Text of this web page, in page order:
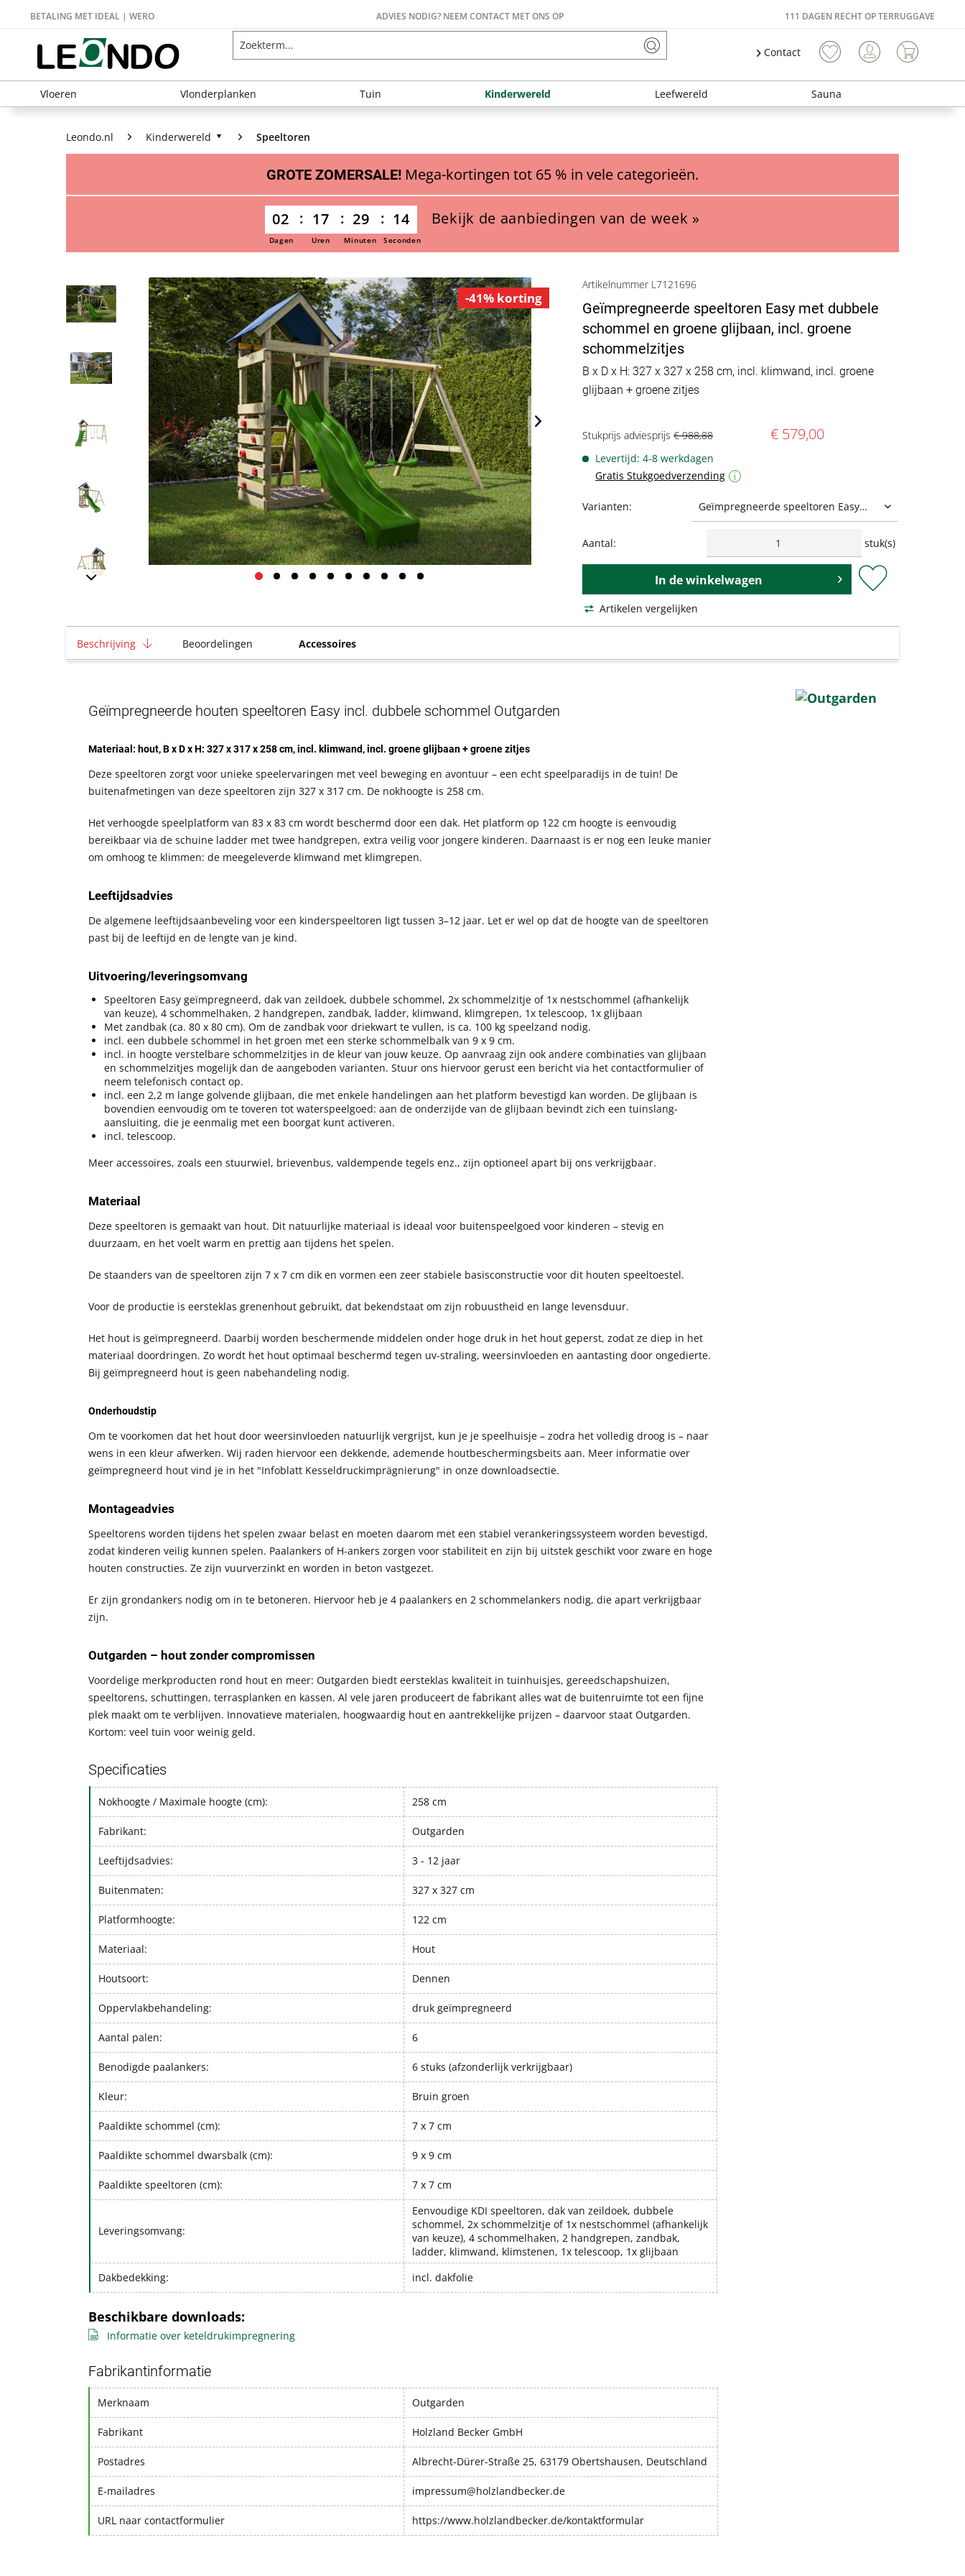
BETALING MET IDEAL | WERO ADVIES NODIG? NEEM CONTACT MET ONS OP 111 DAGEN RECHT OP TERRUGGAVE
Contact
Vloeren Vlonderplanken Tuin Kinderwereld Leefwereld Sauna
Leondo.nl Kinderwereld Speeltoren
GROTE ZOMERSALE! Mega-kortingen tot 65 % in vele categorieën.
02 17 29 13
Dagen Uren Minuten Seconden
Bekijk de aanbiedingen van de week »
-41% korting
Artikelnummer L7121696
Geïmpregneerde speeltoren Easy met dubbele
schommel en groene glijbaan, incl. groene
schommelzitjes
B x D x H: 327 x 327 x 258 cm, incl. klimwand, incl. groene
glijbaan + groene zitjes
Stukprijs adviesprijs€ 988,88 € 579,00
Levertijd: 4-8 werkdagen
Gratis Stukgoedverzending
i
Varianten:
Aantal: stuk(s)
In de winkelwagen
Artikelen vergelijken
Beschrijving Beoordelingen Accessoires
Geïmpregneerde houten speeltoren Easy incl. dubbele schommel Outgarden
Materiaal: hout, B x D x H: 327 x 317 x 258 cm, incl. klimwand, incl. groene glijbaan + groene zitjes
Deze speeltoren zorgt voor unieke speelervaringen met veel beweging en avontuur – een echt speelparadijs in de tuin! De
buitenafmetingen van deze speeltoren zijn 327 x 317 cm. De nokhoogte is 258 cm.
Het verhoogde speelplatform van 83 x 83 cm wordt beschermd door een dak. Het platform op 122 cm hoogte is eenvoudig
bereikbaar via de schuine ladder met twee handgrepen, extra veilig voor jongere kinderen. Daarnaast is er nog een leuke manier
om omhoog te klimmen: de meegeleverde klimwand met klimgrepen.
Leeftijdsadvies
De algemene leeftijdsaanbeveling voor een kinderspeeltoren ligt tussen 3–12 jaar. Let er wel op dat de hoogte van de speeltoren
past bij de leeftijd en de lengte van je kind.
Uitvoering/leveringsomvang
Speeltoren Easy geïmpregneerd, dak van zeildoek, dubbele schommel, 2x schommelzitje of 1x nestschommel (afhankelijk
van keuze), 4 schommelhaken, 2 handgrepen, zandbak, ladder, klimwand, klimgrepen, 1x telescoop, 1x glijbaan
Met zandbak (ca. 80 x 80 cm). Om de zandbak voor driekwart te vullen, is ca. 100 kg speelzand nodig.
incl. een dubbele schommel in het groen met een sterke schommelbalk van 9 x 9 cm.
incl. in hoogte verstelbare schommelzitjes in de kleur van jouw keuze. Op aanvraag zijn ook andere combinaties van glijbaan
en schommelzitjes mogelijk dan de aangeboden varianten. Stuur ons hiervoor gerust een bericht via het contactformulier of
neem telefonisch contact op.
incl. een 2,2 m lange golvende glijbaan, die met enkele handelingen aan het platform bevestigd kan worden. De glijbaan is
bovendien eenvoudig om te toveren tot waterspeelgoed: aan de onderzijde van de glijbaan bevindt zich een tuinslang-
aansluiting, die je eenmalig met een boorgat kunt activeren.
incl. telescoop.
Meer accessoires, zoals een stuurwiel, brievenbus, valdempende tegels enz., zijn optioneel apart bij ons verkrijgbaar.
Materiaal
Deze speeltoren is gemaakt van hout. Dit natuurlijke materiaal is ideaal voor buitenspeelgoed voor kinderen – stevig en
duurzaam, en het voelt warm en prettig aan tijdens het spelen.
De staanders van de speeltoren zijn 7 x 7 cm dik en vormen een zeer stabiele basisconstructie voor dit houten speeltoestel.
Voor de productie is eersteklas grenenhout gebruikt, dat bekendstaat om zijn robuustheid en lange levensduur.
Het hout is geïmpregneerd. Daarbij worden beschermende middelen onder hoge druk in het hout geperst, zodat ze diep in het
materiaal doordringen. Zo wordt het hout optimaal beschermd tegen uv-straling, weersinvloeden en aantasting door ongedierte.
Bij geïmpregneerd hout is geen nabehandeling nodig.
Onderhoudstip
Om te voorkomen dat het hout door weersinvloeden natuurlijk vergrijst, kun je je speelhuisje – zodra het volledig droog is – naar
wens in een kleur afwerken. Wij raden hiervoor een dekkende, ademende houtbeschermingsbeits aan. Meer informatie over
geïmpregneerd hout vind je in het "Infoblatt Kesseldruckimprägnierung" in onze downloadsectie.
Montageadvies
Speeltorens worden tijdens het spelen zwaar belast en moeten daarom met een stabiel verankeringssysteem worden bevestigd,
zodat kinderen veilig kunnen spelen. Paalankers of H-ankers zorgen voor stabiliteit en zijn bij uitstek geschikt voor zware en hoge
houten constructies. Ze zijn vuurverzinkt en worden in beton vastgezet.
Er zijn grondankers nodig om in te betoneren. Hiervoor heb je 4 paalankers en 2 schommelankers nodig, die apart verkrijgbaar
zijn.
Outgarden – hout zonder compromissen
Voordelige merkproducten rond hout en meer: Outgarden biedt eersteklas kwaliteit in tuinhuisjes, gereedschapshuizen,
speeltorens, schuttingen, terrasplanken en kassen. Al vele jaren produceert de fabrikant alles wat de buitenruimte tot een fijne
plek maakt om te verblijven. Innovatieve materialen, hoogwaardig hout en aantrekkelijke prijzen – daarvoor staat Outgarden.
Kortom: veel tuin voor weinig geld.
Specificaties
Nokhoogte / Maximale hoogte (cm): 258 cm
Fabrikant: Outgarden
Leeftijdsadvies: 3 - 12 jaar
Buitenmaten: 327 x 327 cm
Platformhoogte: 122 cm
Materiaal: Hout
Houtsoort: Dennen
Oppervlakbehandeling: druk geïmpregneerd
Aantal palen: 6
Benodigde paalankers: 6 stuks (afzonderlijk verkrijgbaar)
Kleur: Bruin groen
Paaldikte schommel (cm): 7 x 7 cm
Paaldikte schommel dwarsbalk (cm): 9 x 9 cm
Paaldikte speeltoren (cm): 7 x 7 cm
Leveringsomvang:
Eenvoudige KDI speeltoren, dak van zeildoek, dubbele
schommel, 2x schommelzitje of 1x nestschommel (afhankelijk
van keuze), 4 schommelhaken, 2 handgrepen, zandbak,
ladder, klimwand, klimstenen, 1x telescoop, 1x glijbaan
Dakbedekking:
incl. dakfolie
Beschikbare downloads:
Informatie over keteldrukimpregnering
Fabrikantinformatie
Merknaam Outgarden
Fabrikant Holzland Becker GmbH
Postadres Albrecht-Dürer-Straße 25, 63179 Obertshausen, Deutschland
E-mailadres impressum@holzlandbecker.de
URL naar contactformulier https://www.holzlandbecker.de/kontaktformular